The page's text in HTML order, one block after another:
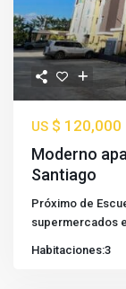
US $ 120,000
Moderno
Santiago
Próximo de
supermercados
Habitaciones:3